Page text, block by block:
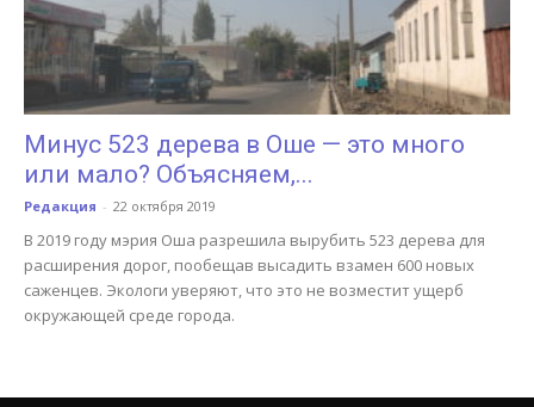
Минус 523 дерева в Оше — это много
или мало? Объясняем,...
Редакция - 22 октября 2019
В 2019 году мэрия Оша разрешила вырубить 523 дерева для
расширения дорог, пообещав высадить взамен 600 новых
саженцев. Экологи уверяют, что это не возместит ущерб
окружающей среде города.